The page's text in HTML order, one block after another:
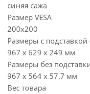
синяя сажа
Размер VESA
200x200
Размеры с
967 x 629 x 249 мм
Размеры без
967 x 564 x 57.7 мм
Вес товара